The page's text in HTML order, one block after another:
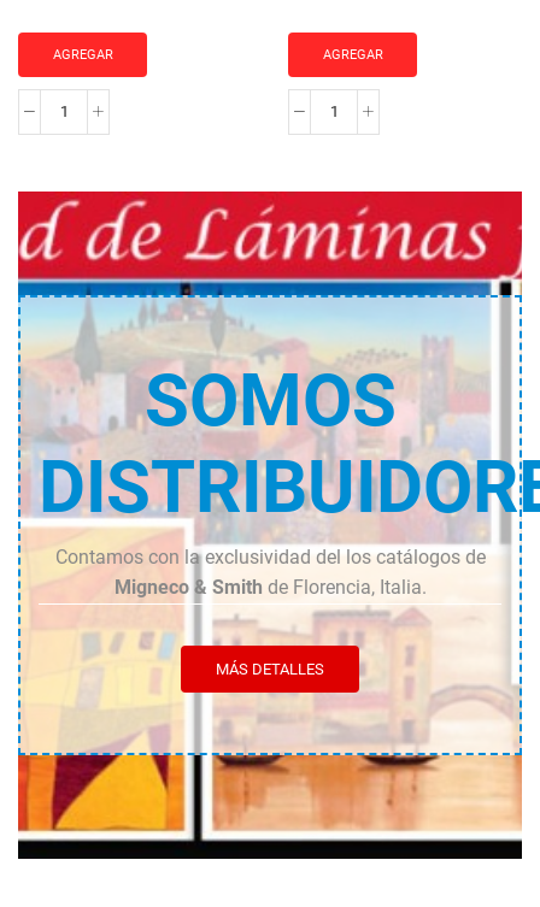
AGREGAR
MOLDURA
cantidad
AGREGAR
MOLDURA
cantidad
SOMOS
Contamos con la exclusividad del los catálogos de
Migneco & Smith de Florencia, Italia.
MÁS DETALLES